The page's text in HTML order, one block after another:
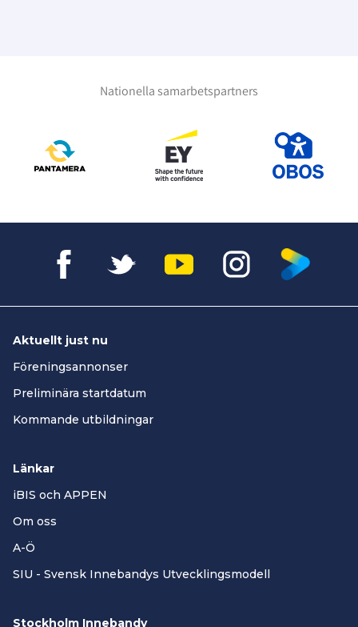
Nationella samarbetspartners
Aktuellt just nu
Föreningsannonser
Preliminära startdatum
Kommande utbildningar
Länkar
iBIS och APPEN
Om oss
A-Ö
SIU - Svensk Innebandys Utvecklingsmodell
Stockholm Innebandy